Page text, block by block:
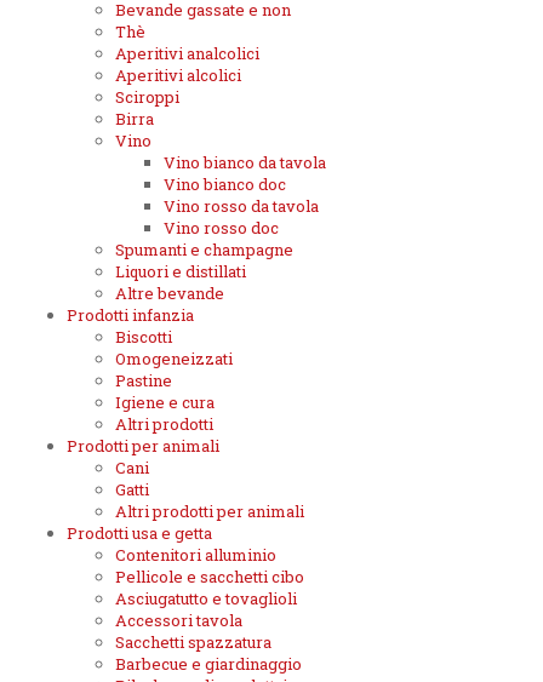
Bevande gassate e non
Thè
Aperitivi analcolici
Aperitivi alcolici
Sciroppi
Birra
Vino
Vino bianco da tavola
Vino bianco doc
Vino rosso da tavola
Vino rosso doc
Spumanti e champagne
Liquori e distillati
Altre bevande
Prodotti infanzia
Biscotti
Omogeneizzati
Pastine
Igiene e cura
Altri prodotti
Prodotti per animali
Cani
Gatti
Altri prodotti per animali
Prodotti usa e getta
Contenitori alluminio
Pellicole e sacchetti cibo
Asciugatutto e tovaglioli
Accessori tavola
Sacchetti spazzatura
Barbecue e giardinaggio